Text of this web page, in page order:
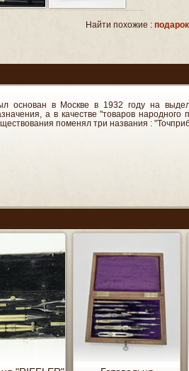
Найти похожие :
основан в Москве в 1932 году на
а в качестве "товаров
поменял три названия :